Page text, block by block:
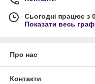
Сьогодні працює з
Показати весь
Про нас
Контакти